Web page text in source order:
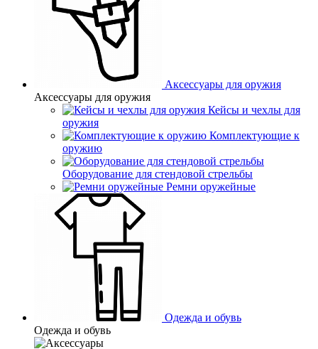
Аксессуары для оружия
Аксессуары для оружия
Кейсы и чехлы для
оружия
Комплектующие к
оружию
Оборудование для стендовой стрельбы
Ремни оружейные
Одежда и обувь
Одежда и обувь